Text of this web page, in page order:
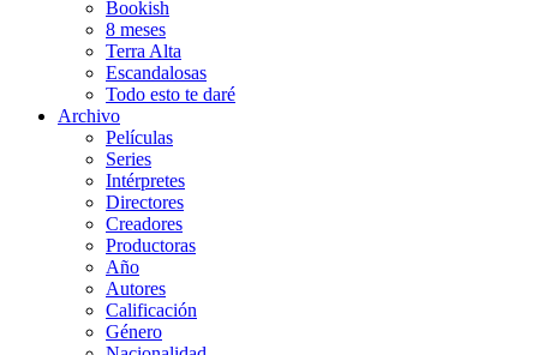
Bookish
8 meses
Terra Alta
Escandalosas
Todo esto te daré
Archivo
Películas
Series
Intérpretes
Directores
Creadores
Productoras
Año
Autores
Calificación
Género